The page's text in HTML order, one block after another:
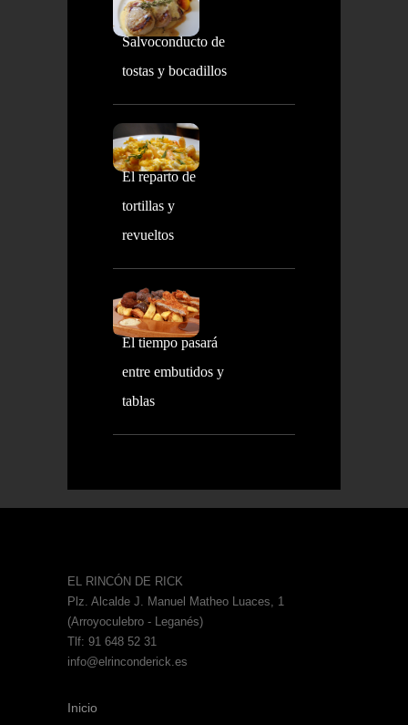
Salvoconducto de
tostas y bocadillos
El reparto de
tortillas y
revueltos
El tiempo pasará
entre embutidos y
tablas
EL RINCÓN DE RICK
Plz. Alcalde J. Manuel Matheo Luaces, 1
(Arroyoculebro - Leganés)
Tlf: 91 648 52 31
info@elrinconderick.es
Inicio